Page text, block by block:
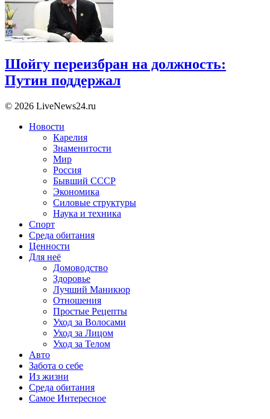
Шойгу переизбран на должность:
Путин поддержал
© 2026 LiveNews24.ru
Новости
Карелия
Знаменитости
Мир
Россия
Бывший СССР
Экономика
Силовые структуры
Наука и техника
Спорт
Среда обитания
Ценности
Для неё
Домоводство
Здоровье
Лучший Маникюр
Отношения
Простые Рецепты
Уход за Волосами
Уход за Лицом
Уход за Телом
Авто
Забота о себе
Из жизни
Среда обитания
Самое Интересное